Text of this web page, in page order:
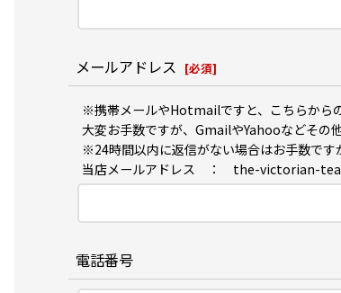
メールアドレス [必須]
※携帯メールやHotmailですと、こちらから
大変お手数ですが、GmailやYahooなどその
※24時間以内に返信がない場合はお手数です
当店メールアドレス ： the-victorian-
電話番号